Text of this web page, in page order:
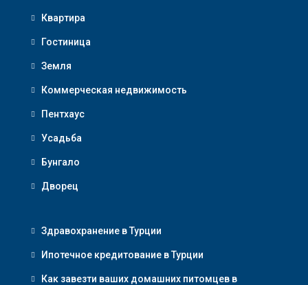
Квартира
Гостиница
Земля
Коммерческая недвижимость
Пентхаус
Усадьба
Бунгало
Дворец
Здравохранение в Турции
Ипотечное кредитование в Турции
Как завезти ваших домашних питомцев в